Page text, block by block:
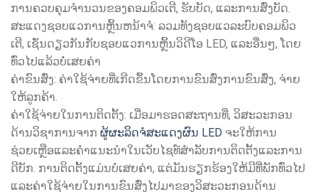
ການຄວບຄຸມຈໍານວນຂອງຄອມພິວເຕີ, ຮັບບັດ, ແລະ​ການ​ສົ່ງ​ບັດ​.
ສະ​ແດງ​ຊອບ​ແວ​ການ​ຫຼິ້ນ​ຫນ້າ​ຈໍ​: ລວມທັງຊອບແວລະບົບຄອມພິວ
ເຕີ, ເຊັ່ນດຽວກັນກັບຊອບແວການຫຼິ້ນວິດີໂອ LED, ແລະອື່ນໆ, ໂດຍ
ທົ່ວໄປແລ້ວບໍ່ເສຍຄ່າ
ຄ່າຂົນສົ່ງ: ຄ່າໃຊ້ຈ່າຍທີ່ເກີດຂຶ້ນໂດຍການຂົນສົ່ງການຂົນສົ່ງ, ຈ່າຍ
ໃຫ້ລູກຄ້າ.
ຄ່າໃຊ້ຈ່າຍໃນການຕິດຕັ້ງ: ເມື່ອມາຮອດສະຖານທີ່, ວິສະວະກອນ
ດ້ານວິຊາການຈາກ ຜູ້ຜະລິດຈໍສະແດງຜົນ LED ຈະໃຫ້ການ
ຊ່ວຍເຫຼືອແລະຄໍາແນະນໍາໃນເວັບໄຊທ໌ສໍາລັບການຕິດຕັ້ງແລະການ
ດີບັກ. ການຕິດຕັ້ງແມ່ນບໍ່ເສຍຄ່າ, ແຕ່ມັນຮຽກຮ້ອງໃຫ້ມີທີ່ພັກທົ່ວໄປ
ແລະຄ່າໃຊ້ຈ່າຍໃນການຂົນສົ່ງໄປມາຂອງວິສະວະກອນດ້ານ